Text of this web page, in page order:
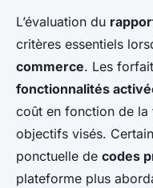
L’évaluation du
critères essentiels
commerce. Les
fonctionnalités
coût en fonction de la
objectifs visés.
ponctuelle de codes
plateforme plus